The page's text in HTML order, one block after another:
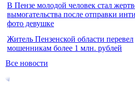
В Пензе молодой человек стал
вымогательства после отправки
фото девушке
Житель Пензенской области перевел
мошенникам более 1 млн. рублей
Все новости